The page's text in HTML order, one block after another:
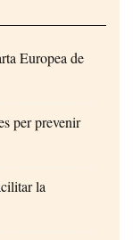
Europea de
per prevenir
la